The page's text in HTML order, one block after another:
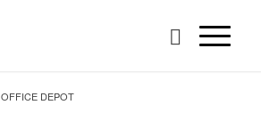
OFFICE DEPOT